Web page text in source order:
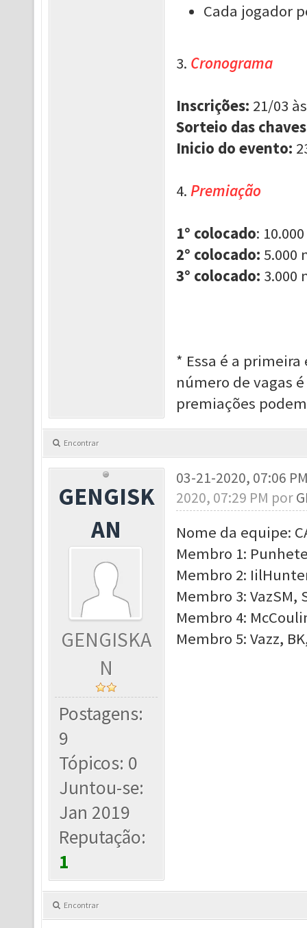
Cada jogador
3. Cronograma
Inscrições: 21/03
Sorteio das
Inicio do evento:
4. Premiação
1° colocado:
2° colocado: 5.000
3° colocado: 3.000
* Essa é a primeira
número de vagas
premiações
Encontrar
GENGISK
AN
GENGISKA
N
Postagens:
9
Tópicos: 0
Juntou-se:
Jan 2019
Reputação:
1
03-21-2020, 07:06
2020, 07:29 PM por
Nome da equipe:
Membro 1:
Membro 2:
Membro 3: VazSM,
Membro 4:
Membro 5: Vazz,
Encontrar